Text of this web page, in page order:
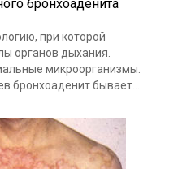
бронхоаденита
при которой
органов дыхания.
микроорганизмы.
бронхоаденит бывает...